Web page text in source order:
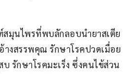
มุนไพรที่พบลักลอบนำยาสเตีย
างสรรพคุณ รักษาโรคปวดเมื่อย
รักษาโรคมะเร็ง ซึ่งคนไข้ส่วน